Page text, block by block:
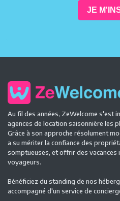
JE
Au fil des années, ZeWelcome s'est
agences de location saisonnière les
Grâce à son approche résolument
a su mériter la confiance des
somptueuses, et offrir des vacances
voyageurs.
Bénéficiez du standing de nos
accompagné d'un service de